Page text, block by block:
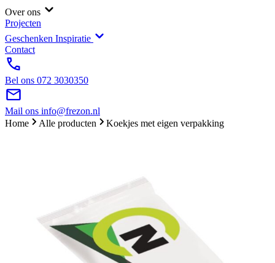
Over ons
Projecten
Geschenken Inspiratie
Contact
Bel ons 072 3030350
Mail ons info@frezon.nl
Home
Alle producten Koekjes met eigen verpakking